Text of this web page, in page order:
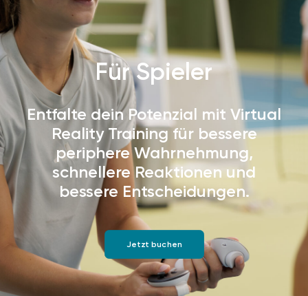
Für Spieler
Entfalte dein Potenzial mit Virtual
Reality Training für bessere
periphere Wahrnehmung,
schnellere Reaktionen und
bessere Entscheidungen.
Jetzt buchen